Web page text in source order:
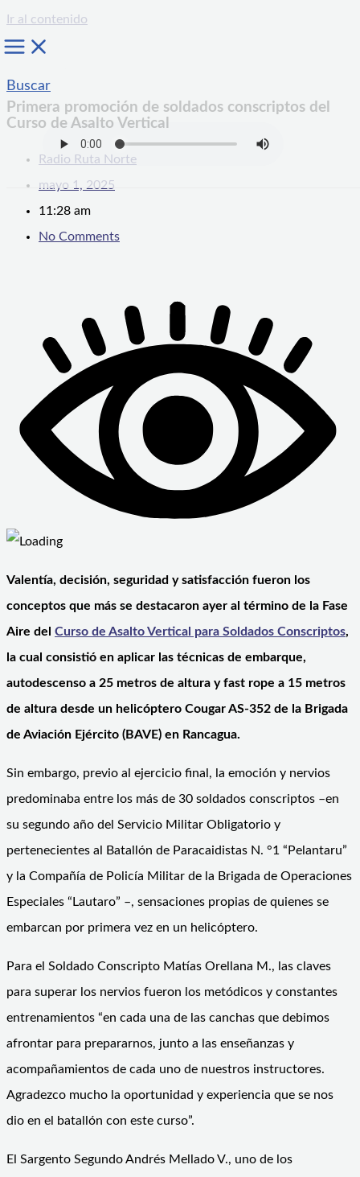
Ir al contenido
Buscar
Primera promoción de soldados conscriptos del
Curso de Asalto Vertical
Radio Ruta Norte
mayo 1, 2025
11:28 am
No Comments
Valentía, decisión, seguridad y satisfacción fueron los
conceptos que más se destacaron ayer al término de la Fase
Aire del Curso de Asalto Vertical para Soldados Conscriptos,
la cual consistió en aplicar las técnicas de embarque,
autodescenso a 25 metros de altura y fast rope a 15 metros
de altura desde un helicóptero Cougar AS-352 de la Brigada
de Aviación Ejército (BAVE) en Rancagua.
Sin embargo, previo al ejercicio final, la emoción y nervios
predominaba entre los más de 30 soldados conscriptos –en
su segundo año del Servicio Militar Obligatorio y
pertenecientes al Batallón de Paracaidistas N. °1 “Pelantaru”
y la Compañía de Policía Militar de la Brigada de Operaciones
Especiales “Lautaro” –, sensaciones propias de quienes se
embarcan por primera vez en un helicóptero.
Para el Soldado Conscripto Matías Orellana M., las claves
para superar los nervios fueron los metódicos y constantes
entrenamientos “en cada una de las canchas que debimos
afrontar para prepararnos, junto a las enseñanzas y
acompañamientos de cada uno de nuestros instructores.
Agradezco mucho la oportunidad y experiencia que se nos
dio en el batallón con este curso”.
El Sargento Segundo Andrés Mellado V., uno de los